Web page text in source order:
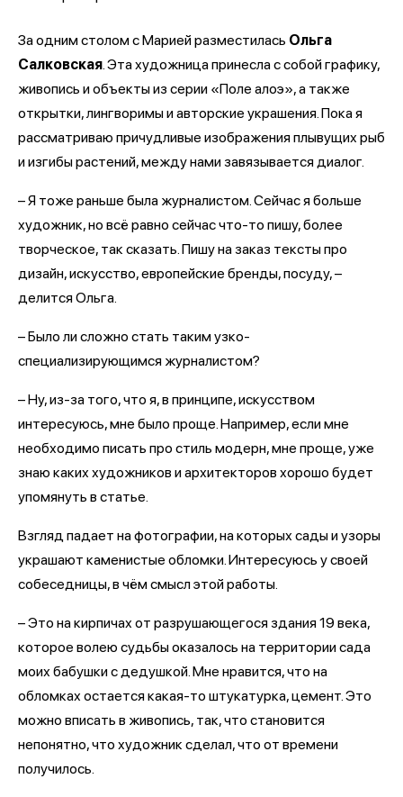
За одним столом с Марией разместилась Ольга
Салковская . Эта художница принесла с собой графику,
живопись и объекты из серии «Поле алоэ», а также
открытки, лингворимы и авторские украшения. Пока я
рассматриваю причудливые изображения плывущих рыб
и изгибы растений, между нами завязывается диалог.
– Я тоже раньше была журналистом. Сейчас я больше
художник, но всё равно сейчас что-то пишу, более
творческое, так сказать. Пишу на заказ тексты про
дизайн, искусство, европейские бренды, посуду, –
делится Ольга.
– Было ли сложно стать таким узко-
специализирующимся журналистом?
– Ну, из-за того, что я, в принципе, искусством
интересуюсь, мне было проще. Например, если мне
необходимо писать про стиль модерн, мне проще, уже
знаю каких художников и архитекторов хорошо будет
упомянуть в статье.
Взгляд падает на фотографии, на которых сады и узоры
украшают каменистые обломки. Интересуюсь у своей
собеседницы, в чём смысл этой работы.
– Это на кирпичах от разрушающегося здания 19 века,
которое волею судьбы оказалось на территории сада
моих бабушки с дедушкой. Мне нравится, что на
обломках остается какая-то штукатурка, цемент. Это
можно вписать в живопись, так, что становится
непонятно, что художник сделал, что от времени
получилось.